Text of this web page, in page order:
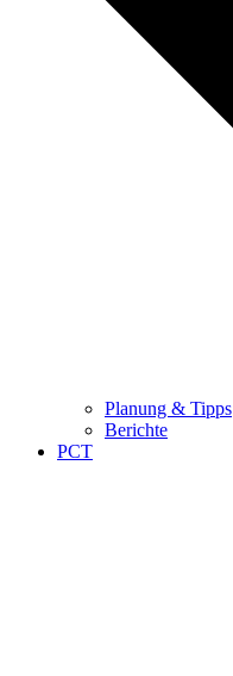
Planung & Tipps
Berichte
PCT